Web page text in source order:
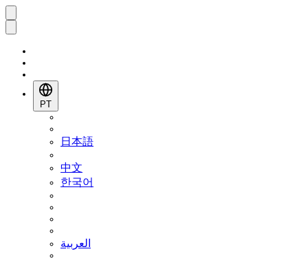
PT
日本語
中文
한국어
العربية